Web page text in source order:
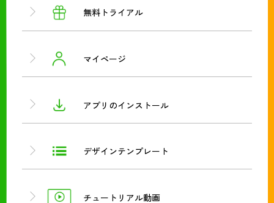
無料トライアル
マイページ
アプリのインストール
デザインテンプレート
チュートリアル動画